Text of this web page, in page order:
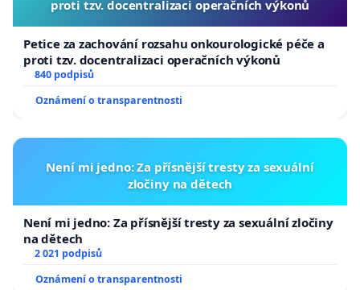
proti tzv. docentralizaci operačních výkonů
Petice za zachování rozsahu onkourologické péče a
proti tzv. docentralizaci operačních výkonů
840 podpisů
Oznámení o transparentnosti
Není mi jedno: Za přísnější tresty za sexuální
zločiny na dětech
Není mi jedno: Za přísnější tresty za sexuální zločiny
na dětech
2 021 podpisů
Oznámení o transparentnosti